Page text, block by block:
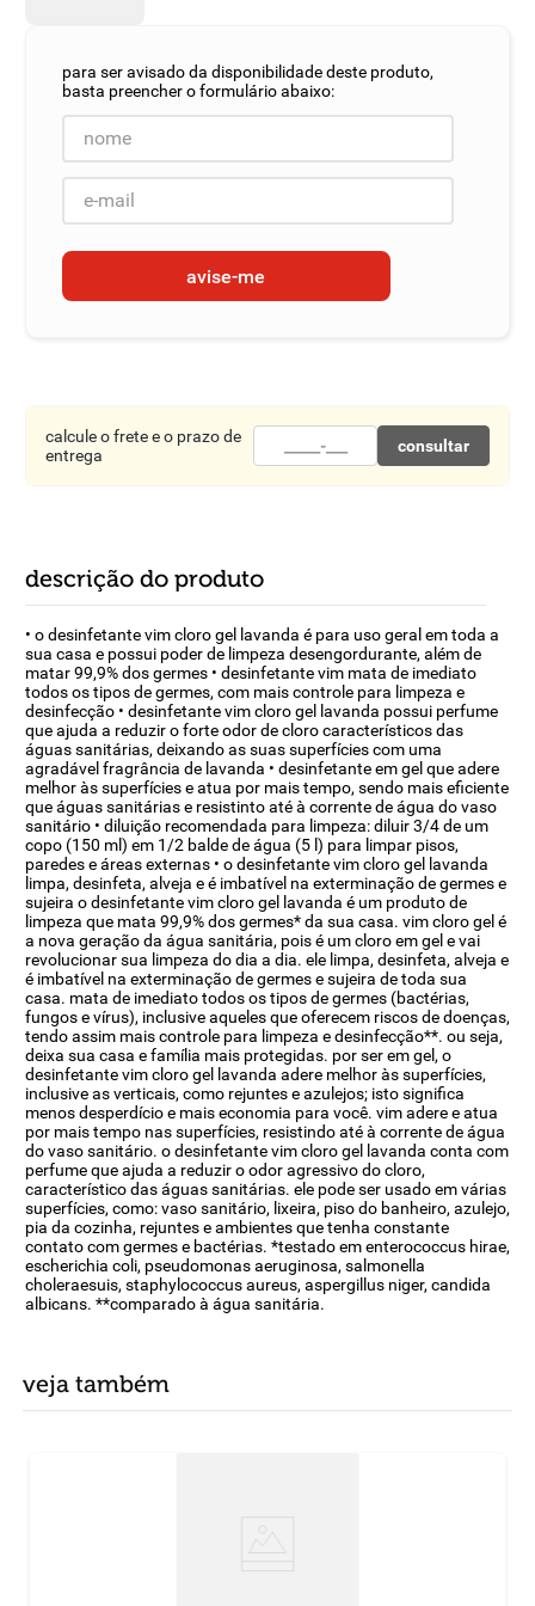
avise-me
calcule o frete e o prazo de
entrega
consultar
descrição do produto
• o desinfetante vim cloro gel lavanda é para uso geral em toda a
sua casa e possui poder de limpeza desengordurante, além de
matar 99,9% dos germes • desinfetante vim mata de imediato
todos os tipos de germes, com mais controle para limpeza e
desinfecção • desinfetante vim cloro gel lavanda possui perfume
que ajuda a reduzir o forte odor de cloro característicos das
águas sanitárias, deixando as suas superfícies com uma
agradável fragrância de lavanda • desinfetante em gel que adere
melhor às superfícies e atua por mais tempo, sendo mais eficiente
que águas sanitárias e resistinto até à corrente de água do vaso
sanitário • diluição recomendada para limpeza: diluir 3/4 de um
copo (150 ml) em 1/2 balde de água (5 l) para limpar pisos,
paredes e áreas externas • o desinfetante vim cloro gel lavanda
limpa, desinfeta, alveja e é imbatível na exterminação de germes e
sujeira o desinfetante vim cloro gel lavanda é um produto de
limpeza que mata 99,9% dos germes* da sua casa. vim cloro gel é
a nova geração da água sanitária, pois é um cloro em gel e vai
revolucionar sua limpeza do dia a dia. ele limpa, desinfeta, alveja e
é imbatível na exterminação de germes e sujeira de toda sua
casa. mata de imediato todos os tipos de germes (bactérias,
fungos e vírus), inclusive aqueles que oferecem riscos de doenças,
tendo assim mais controle para limpeza e desinfecção**. ou seja,
deixa sua casa e família mais protegidas. por ser em gel, o
desinfetante vim cloro gel lavanda adere melhor às superfícies,
inclusive as verticais, como rejuntes e azulejos; isto significa
menos desperdício e mais economia para você. vim adere e atua
por mais tempo nas superfícies, resistindo até à corrente de água
do vaso sanitário. o desinfetante vim cloro gel lavanda conta com
perfume que ajuda a reduzir o odor agressivo do cloro,
característico das águas sanitárias. ele pode ser usado em várias
superfícies, como: vaso sanitário, lixeira, piso do banheiro, azulejo,
pia da cozinha, rejuntes e ambientes que tenha constante
contato com germes e bactérias. *testado em enterococcus hirae,
escherichia coli, pseudomonas aeruginosa, salmonella
choleraesuis, staphylococcus aureus, aspergillus niger, candida
albicans. **comparado à água sanitária.
veja também
º macarrão
10º chocolate